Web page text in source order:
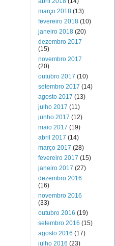
março 2018 (13)
fevereiro 2018 (10)
janeiro 2018 (20)
dezembro 2017
(15)
novembro 2017
(20)
outubro 2017 (10)
setembro 2017 (14)
agosto 2017 (13)
julho 2017 (11)
junho 2017 (12)
maio 2017 (19)
abril 2017 (14)
março 2017 (28)
fevereiro 2017 (15)
janeiro 2017 (27)
dezembro 2016
(16)
novembro 2016
(33)
outubro 2016 (19)
setembro 2016 (15)
agosto 2016 (17)
julho 2016 (23)